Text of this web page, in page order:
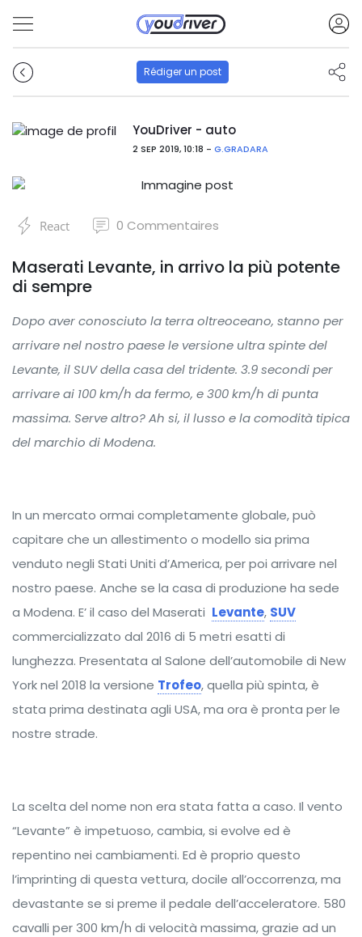
Rédiger un post
YouDriver - auto
2 SEP 2019, 10:18 - G.GRADARA
React 0 Commentaires
Maserati Levante, in arrivo la più potente
di sempre
Dopo aver conosciuto la terra oltreoceano, stanno per
arrivare nel nostro paese le versione ultra spinte del
Levante, il SUV della casa del tridente. 3.9 secondi per
arrivare ai 100 km/h da fermo, e 300 km/h di punta
massima. Serve altro? Ah si, il lusso e la comodità tipica
del marchio di Modena.
In un mercato ormai completamente globale, può
capitare che un allestimento o modello sia prima
venduto negli Stati Uniti d’America, per poi arrivare nel
nostro paese. Anche se la casa di produzione ha sede
a Modena. E’ il caso del Maserati Levante, SUV
commercializzato dal 2016 di 5 metri esatti di
lunghezza. Presentata al Salone dell’automobile di New
York nel 2018 la versione Trofeo, quella più spinta, è
stata prima destinata agli USA, ma ora è pronta per le
nostre strade.
La scelta del nome non era stata fatta a caso. Il vento
“Levante” è impetuoso, cambia, si evolve ed è
repentino nei cambiamenti. Ed è proprio questo
l’imprinting di questa vettura, docile all’occorrenza, ma
devastante se si preme il pedale dell’acceleratore. 580
cavalli per 300 km/h di velocità massima, grazie ad un